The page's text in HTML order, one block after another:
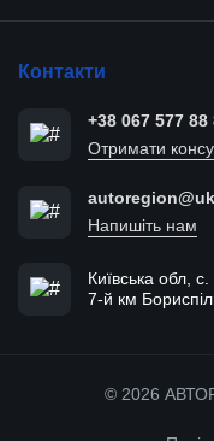
Контакти
+38 067 577 88
Отримати
Напишіть нам
Київська обл,
7-й км
© 2026